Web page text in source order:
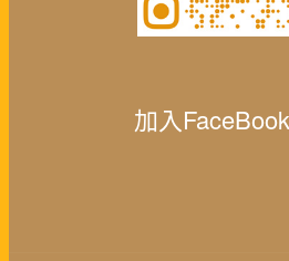
加入